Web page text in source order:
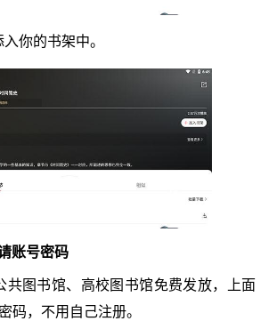
你的书架中。
账号密码
共图书馆、高校图书馆免费发放，上面
码，不用自己注册。